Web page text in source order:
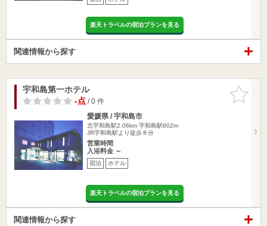
楽天トラベルの宿泊プランを見る
関連情報から探す
お気に入
りに追加
宇和島第一ホテル
-点/ 0 件
愛媛県 / 宇和島市
北宇和島駅2.06km 宇和島駅602m
JR宇和島駅より徒歩８分
営業時間
入浴料金 ～
宿泊 ホテル
楽天トラベルの宿泊プランを見る
関連情報から探す